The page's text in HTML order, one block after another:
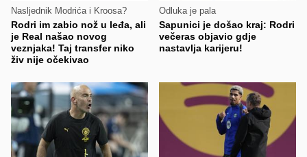
Nasljednik Modrića i Kroosa?
Rodri im zabio nož u leđa, ali
je Real našao novog
veznjaka! Taj transfer niko
živ nije očekivao
Odluka je pala
Sapunici je došao kraj: Rodri
večeras objavio gdje
nastavlja karijeru!